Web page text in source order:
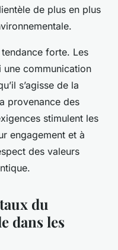
de plus en plus
forte. Les
une communication
s’agisse de la
provenance des
stimulent les
engagement et à
des valeurs
du
dans les